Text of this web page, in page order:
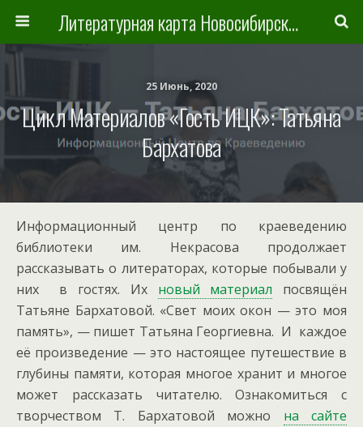
Литературная карта Новосибирска и Новосибирской области
25 Июнь, 2020
Цикл Материалов «Гость ИЦК»: Татьяна
Бархатова
Информационный центр по краеведению
библиотеки им. Некрасова продолжает
рассказывать о литераторах, которые побывали у
них в гостях. Их новый материал посвящён
Татьяне Бархатовой. «Свет моих окон — это моя
память», — пишет Татьяна Георгиевна. И каждое
её произведение — это настоящее путешествие в
глубины памяти, которая многое хранит и многое
может рассказать читателю. Ознакомиться с
творчеством Т. Бархатовой можно на сайте